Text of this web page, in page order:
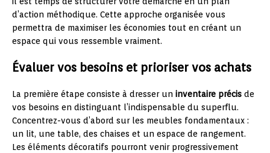
d’action méthodique. Cette approche organisée vous
permettra de maximiser les économies tout en créant un
espace qui vous ressemble vraiment.
Évaluer vos besoins et prioriser vos achats
La première étape consiste à dresser un inventaire précis de
vos besoins en distinguant l’indispensable du superflu.
Concentrez-vous d’abord sur les meubles fondamentaux :
un lit, une table, des chaises et un espace de rangement.
Les éléments décoratifs pourront venir progressivement